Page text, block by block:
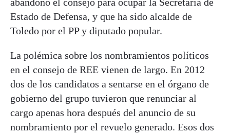
Estado de Defensa, y que ha sido alcalde de
Toledo por el PP y diputado popular.
La polémica sobre los nombramientos políticos
en el consejo de REE vienen de largo. En 2012
dos de los candidatos a sentarse en el órgano de
gobierno del grupo tuvieron que renunciar al
cargo apenas hora después del anuncio de su
nombramiento por el revuelo generado. Esos dos